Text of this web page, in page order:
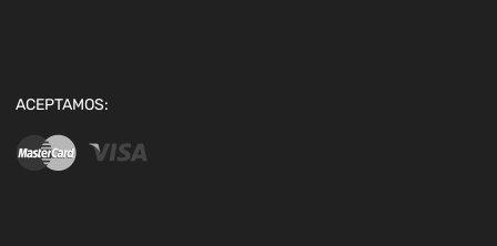
ACEPTAMOS: